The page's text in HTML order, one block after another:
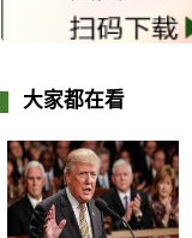
大家都在看